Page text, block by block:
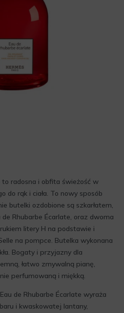
to radosna i obfita świeżość w
do rąk i ciała. To nowy sposób
butelki ozdobione są szkarłatem,
Rhubarbe Écarlate, oraz dwoma
litery H na podstawie i
na pompce. Butelka wykonana
Bogaty i przyjazny dla
łatwo zmywalną pianę,
perfumowaną i miękką.
de Rhubarbe Écarlate wyraża
i kwaskowatej lantany,